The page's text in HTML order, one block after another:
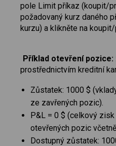
pole Limit příkaz (koupit/
požadovaný kurz daného
kurzu) a klikněte na
Příklad otevření pozice:
prostřednictvím kreditní
Zůstatek: 1000 $
ze zavřených pozic).
P&L = 0 $ (celkový
otevřených pozic
Dostupný zůstatek: